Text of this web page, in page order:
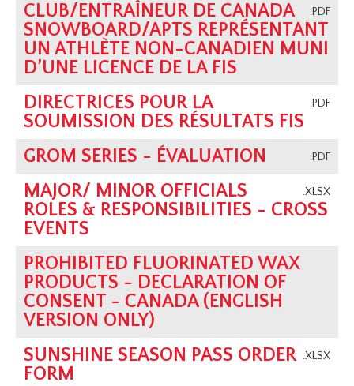
.PDF
CLUB/ENTRAÎNEUR DE CANADA
SNOWBOARD/APTS REPRÉSENTANT
UN ATHLÈTE NON-CANADIEN MUNI
D’UNE LICENCE DE LA FIS
.PDF
DIRECTRICES POUR LA
SOUMISSION DES RÉSULTATS FIS
.PDF
GROM SERIES - ÉVALUATION
.XLSX
MAJOR/ MINOR OFFICIALS
ROLES & RESPONSIBILITIES - CROSS
EVENTS
PROHIBITED FLUORINATED WAX
PRODUCTS - DECLARATION OF
CONSENT - CANADA (ENGLISH
VERSION ONLY)
.XLSX
SUNSHINE SEASON PASS ORDER
FORM